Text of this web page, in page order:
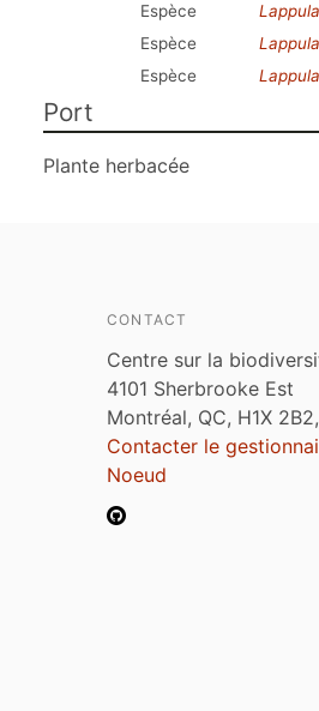
Espèce
Espèce
Espèce
Port
Plante herbacée
CONTACT
Centre sur la
4101 Sherbrooke Est
Montréal, QC, H1X
Contacter le
Noeud